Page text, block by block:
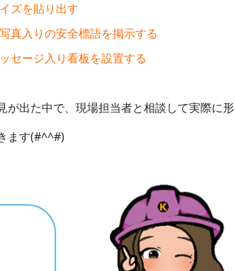
ズを貼り出す
真入りの安全標語を掲示する
セージ入り看板を設置する
が出た中で、現場担当者と相談して実際に形
ます(#^^#)